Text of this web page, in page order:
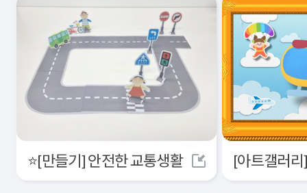
⭐[만들기] 안전한 교통생활